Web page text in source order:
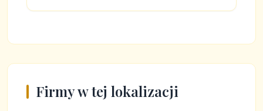
Firmy w tej lokalizacji